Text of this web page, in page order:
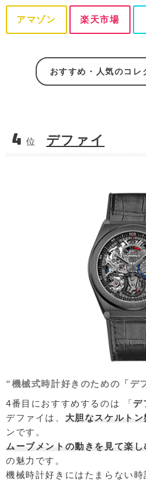
アマゾン 楽天市場
おすすめ・人気のコレ
4 位 デファイ
“機械式時計好きのための「デ
4番目におすすめするのは 「デ
デファイは、 大胆なスケルトン
ンです。
ムーブメントの動きを見て楽し
の魅力です。
機械時計好きにはたまらない時